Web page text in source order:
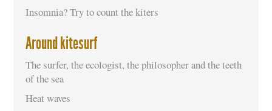
Insomnia? Try to count the kiters
Around kitesurf
The surfer, the ecologist, the philosopher and the teeth
of the sea
Heat waves